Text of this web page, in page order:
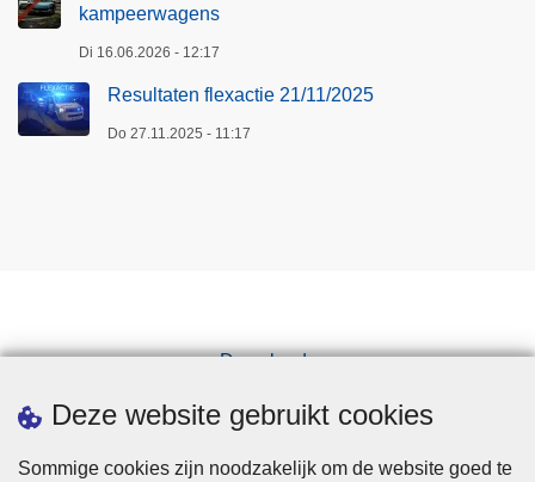
Deze website gebruikt cookies
Sommige cookies zijn noodzakelijk om de website goed te
kampeerwagens
Di 16.06.2026 - 12:17
Resultaten flexactie 21/11/2025
Do 27.11.2025 - 11:17
Downloads
Pers